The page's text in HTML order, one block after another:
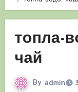
топла-
чай
By admin